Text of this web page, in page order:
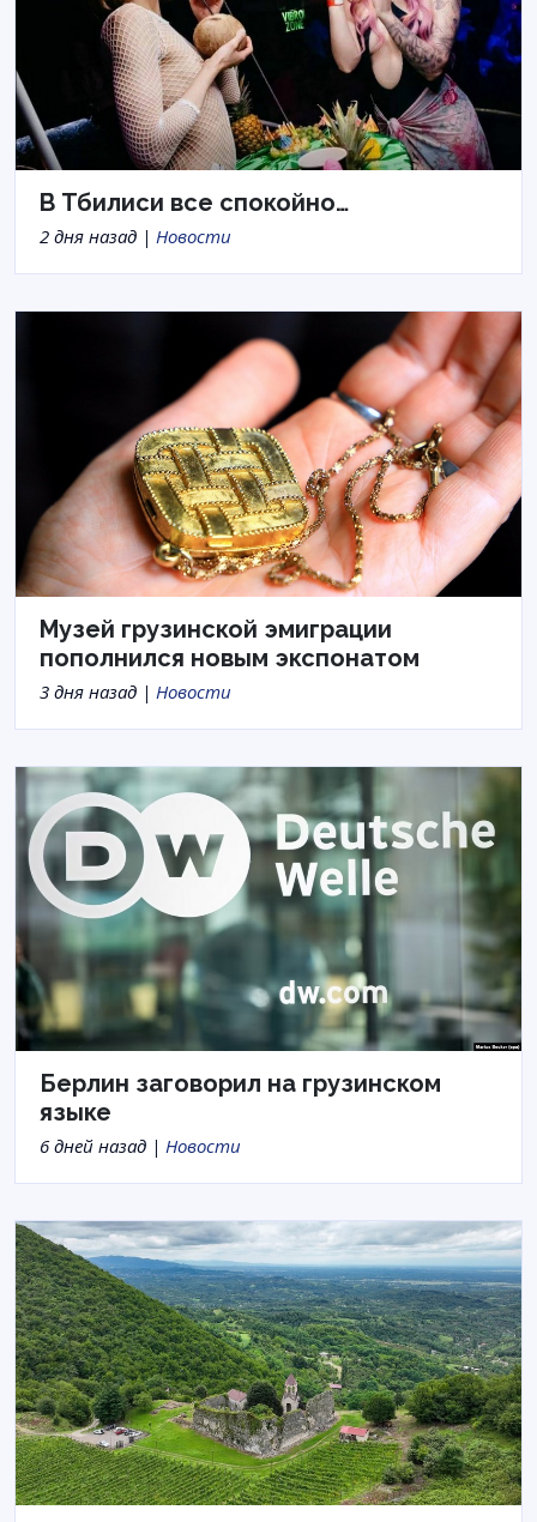
В Тбилиси все спокойно…
2 дня назад | Новости
Музей грузинской эмиграции
пополнился новым экспонатом
3 дня назад | Новости
Берлин заговорил на грузинском
языке
6 дней назад | Новости